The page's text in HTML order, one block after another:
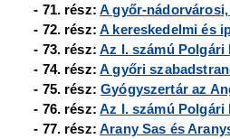
- 71. rész:A győr-
- 72. rész:A kereskedelmi és
- 73. rész:Az I. számú
- 74. rész:A győri
- 75. rész:Gyógyszertár az
- 76. rész:Az I. számú Polgári
- 77. rész:Arany Sas és